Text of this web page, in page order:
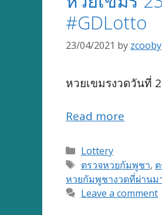
#GDLotto
23/04/2021 by zcooby
หวยเขมรงวดวันที่
Read more
Categories
Lottery
Tags
ตรวจหวยกัมพูชา,
หวยกัมพูชางวดที่ผ่านม
Leave a comment